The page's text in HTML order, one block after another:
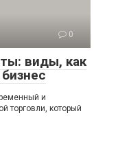
0
виды, как
и
торговли, который